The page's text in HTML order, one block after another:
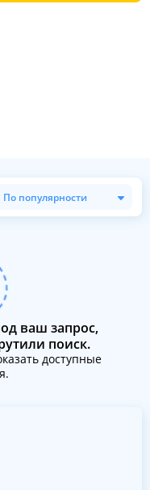
По популярности
ваш запрос,
поиск.
доступные